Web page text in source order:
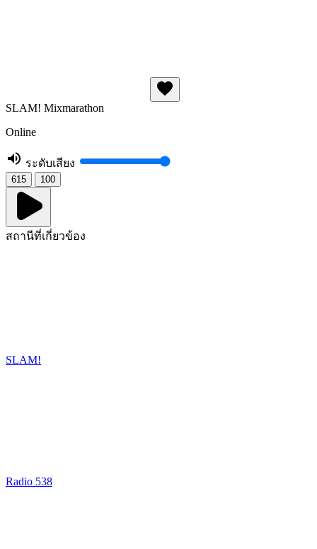
SLAM! Mixmarathon
Online
ระดับเสียง
615 100
สถานีที่เกี่ยวข้อง
SLAM!
Radio 538